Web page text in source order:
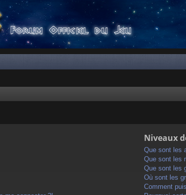
Niveaux
Que sont les
Que sont les
Que sont les
Où sont les
Comment